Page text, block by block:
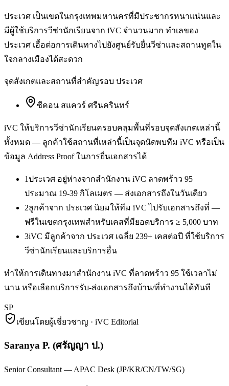
ประเวศ เป็นเขตในกรุงเทพมหานครที่มีประชากรหนาแน่นและ
มีผู้ใช้บริการวีซ่านักเรียนจาก iVC จำนวนมาก ทำเลของ
ประเวศ เอื้อต่อการเดินทางไปยังศูนย์รับยื่นวีซ่าและสถานทูตใน
ใจกลางเมืองได้สะดวก
จุดสังเกตและสถานที่สำคัญรอบ ประเวศ
ซีคอน สแควร์ ศรีนครินทร์
iVC ให้บริการวีซ่านักเรียนครอบคลุมพื้นที่รอบจุดสังเกตเหล่านี้
ทั้งหมด — ลูกค้าใช้สถานที่เหล่านี้เป็นจุดนัดพบทีม iVC หรือเป็น
ข้อมูล Address Proof ในการยื่นเอกสารได้
1ประเวศ อยู่ห่างจากสำนักงาน iVC ลาดพร้าว 95
ประมาณ 19-39 กิโลเมตร — ส่งเอกสารถึงในวันเดียว
2ลูกค้าจาก ประเวศ นิยมให้ทีม iVC ไปรับเอกสารถึงที่ —
ฟรีในเขตกรุงเทพสำหรับเคสที่มียอดบริการ ≥ 5,000 บาท
3iVC มีลูกค้าจาก ประเวศ เฉลี่ย 239+ เคสต่อปี ที่ใช้บริการ
วีซ่านักเรียนและบริการอื่น
ทำให้การเดินทางมาสำนักงาน iVC ที่ลาดพร้าว 95 ใช้เวลาไม่
นาน หรือเลือกบริการรับ-ส่งเอกสารถึงบ้าน/ที่ทำงานได้ทันที
SP
เขียนโดยผู้เชี่ยวชาญ · iVC Editorial
Saranya P. (ศรัญญา ป.)
Senior Consultant — APAC Desk (JP/KR/CN/TW/SG)